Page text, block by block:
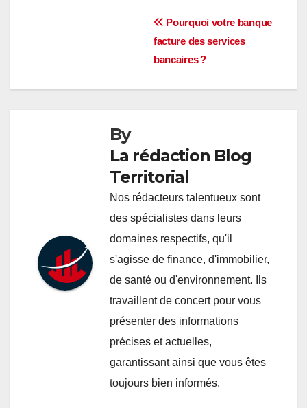
l’article
Pourquoi votre banque
facture des services
bancaires ?
By
La rédaction Blog
Territorial
Nos rédacteurs talentueux sont
des spécialistes dans leurs
domaines respectifs, qu'il
s'agisse de finance, d'immobilier,
de santé ou d'environnement. Ils
travaillent de concert pour vous
présenter des informations
précises et actuelles,
garantissant ainsi que vous êtes
toujours bien informés.